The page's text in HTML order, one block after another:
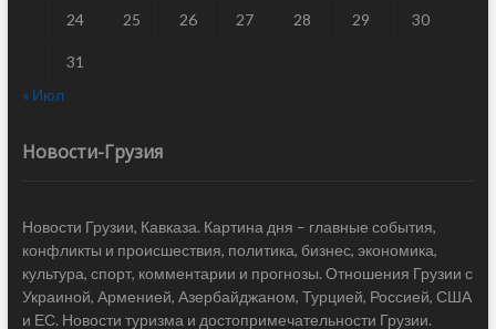
24 25 26 27 28 29 30
31
« Июл
Новости-Грузия
Новости Грузии, Кавказа. Картина дня – главные события,
конфликты и происшествия, политика, бизнес, экономика,
культура, спорт, комментарии и прогнозы. Отношения Грузии с
Украиной, Арменией, Азербайджаном, Турцией, Россией, США
и ЕС. Новости туризма и достопримечательности Грузии.